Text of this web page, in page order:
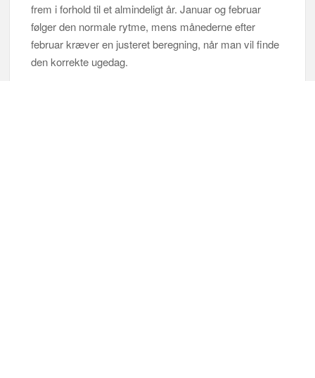
frem i forhold til et almindeligt år. Januar og februar
følger den normale rytme, mens månederne efter
februar kræver en justeret beregning, når man vil finde
den korrekte ugedag.